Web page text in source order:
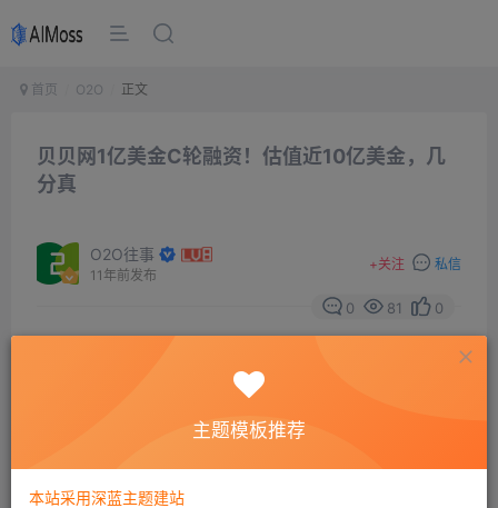
首页 O2O 正文
贝贝网1亿美金C轮融资！估值近10亿美金，几
分真
O2O往事
11年前发布
+关注 私信
0 81 0
主题模板推荐
本站采用深蓝主题建站